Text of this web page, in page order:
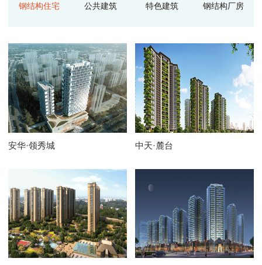
钢结构住宅 公共建筑 特色建筑 钢结构厂房
安华·领秀城 中天·麓台